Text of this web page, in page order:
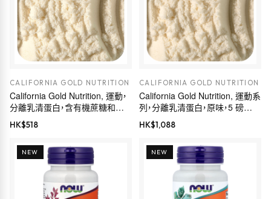
CALIFORNIA GOLD NUTRITION
California Gold Nutrition, 運動，
分離乳清蛋白，含有機蔗糖和葵
花籽卵磷脂，濃鬱香草味，2 磅
（907 克）
HK$518
CALIFORNIA GOLD NUTRITION
California Gold Nutrition, 運動系
列，分離乳清蛋白，原味，5 磅
（2.27 千克）
HK$1,088
NEW NEW